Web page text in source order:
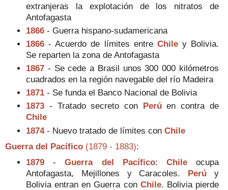
extranjeras la explotación de los nitratos de
Antofagasta
1866- Guerra hispano-sudamericana
1866- Acuerdo de límites entre Chile y Bolivia.
Se reparten la zona de Antofagasta
1867 - Se cede a Brasil unos 300 000 kilómetros
cuadrados en la región navegable del río Madeira
1871- Se funda el Banco Nacional de Bolivia
1873 - Tratado secreto con Perúen contra de
Chile
1874- Nuevo tratado de límites conChile
Guerra del Pacífico (1879 - 1883):
1879-Guerra del Pacífico: Chile ocupa
Antofagasta, Mejillones y Caracoles. Perú y
Bolivia entran en Guerra con Chile. Bolivia pierde